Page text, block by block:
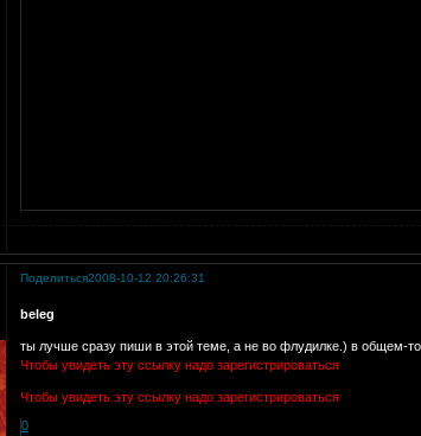
Поделиться2008-10-12 20:26:31
beleg
ты лучше сразу пиши в этой теме, а не во флудилке.) в общем-то
Чтобы увидеть эту ссылку надо зарегистрироваться
Чтобы увидеть эту ссылку надо зарегистрироваться
0